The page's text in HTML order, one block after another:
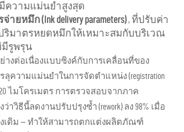
ความแม่นยำสูงสุด
ยหมึก (Ink delivery parameters), ที่ปรับค่า
มาตรหยดหมึกให้เหมาะสมกับบริเวณ
รูพรุน
างต่อเนื่องแบบซิงค์กับการเคลื่อนที่ของ
ความแม่นยำในการจัดตำแหน่ง (registration
20 ไมโครเมตร การตรวจสอบจากภาค
วิธีนี้ลดงานปรับปรุงซ้ำ (rework) ลง 98% เมื่อ
เดิม — ทำให้สามารถตกแต่งผลิตภัณฑ์